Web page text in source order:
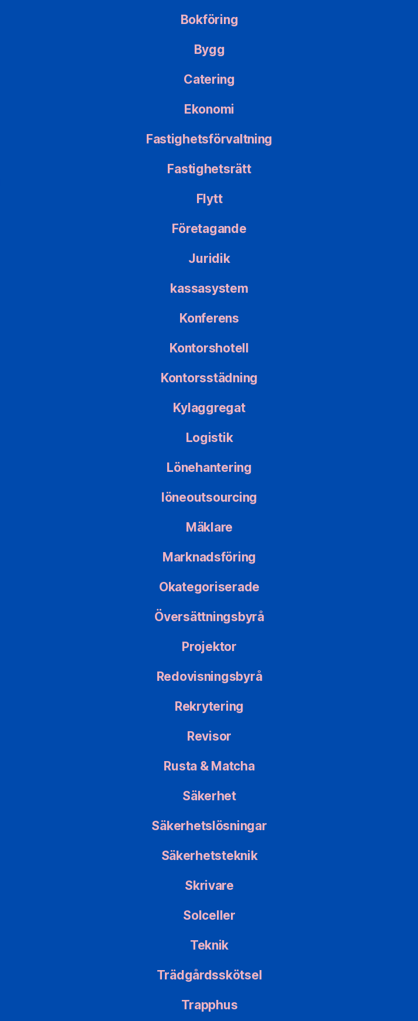
Bokföring
Bygg
Catering
Ekonomi
Fastighetsförvaltning
Fastighetsrätt
Flytt
Företagande
Juridik
kassasystem
Konferens
Kontorshotell
Kontorsstädning
Kylaggregat
Logistik
Lönehantering
löneoutsourcing
Mäklare
Marknadsföring
Okategoriserade
Översättningsbyrå
Projektor
Redovisningsbyrå
Rekrytering
Revisor
Rusta & Matcha
Säkerhet
Säkerhetslösningar
Säkerhetsteknik
Skrivare
Solceller
Teknik
Trädgårdsskötsel
Trapphus